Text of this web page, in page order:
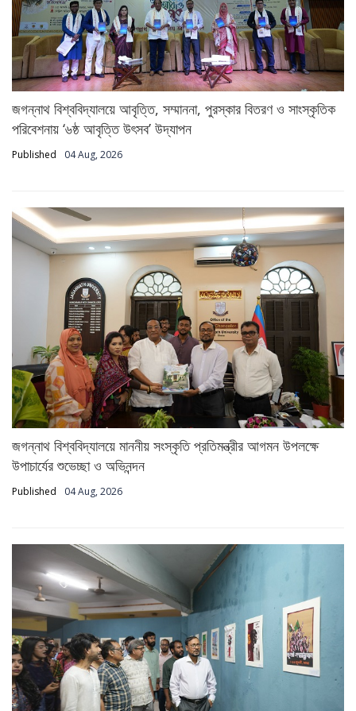
জগন্নাথ বিশ্ববিদ্যালয়ে আবৃত্তি, সম্মাননা, পুরস্কার বিতরণ ও সাংস্কৃতিক
পরিবেশনায় ‘৬ষ্ঠ আবৃত্তি উৎসব’ উদ্‌যাপন
Published 04 Aug, 2026
জগন্নাথ বিশ্ববিদ্যালয়ে মাননীয় সংস্কৃতি প্রতিমন্ত্রীর আগমন উপলক্ষে
উপাচার্যের শুভেচ্ছা ও অভিনন্দন
Published 04 Aug, 2026